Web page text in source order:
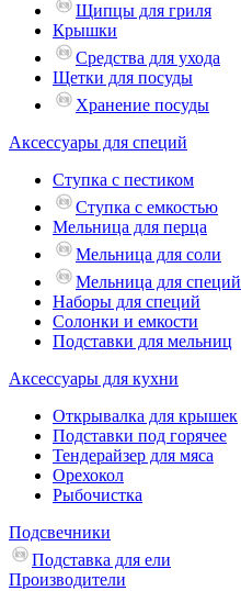
Щипцы для гриля
Крышки
Средства для ухода
Щетки для посуды
Хранение посуды
Аксессуары для специй
Ступка с пестиком
Ступка с емкостью
Мельница для перца
Мельница для соли
Мельница для специй
Наборы для специй
Солонки и емкости
Подставки для мельниц
Аксессуары для кухни
Открывалка для крышек
Подставки под горячее
Тендерайзер для мяса
Орехокол
Рыбочистка
Подсвечники
Подставка для ели
Производители